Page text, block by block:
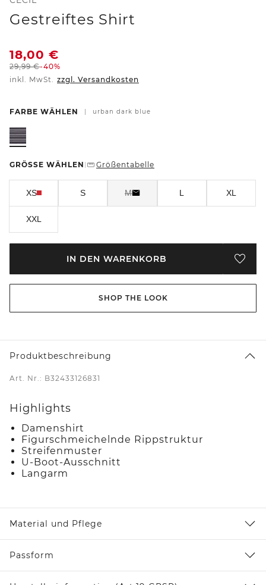
Gestreiftes Shirt
18,00 €
29,99€-40%
inkl. MwSt. zzgl. Versandkosten
FARBE WÄHLEN urban dark blue
GRÖSSE WÄHLEN Größentabelle
XS S M L XL
XXL
IN DEN WARENKORB
SHOP THE LOOK
Produktbeschreibung
Art. Nr.: B32433126831
Highlights
Damenshirt
Figurschmeichelnde Rippstruktur
Streifenmuster
U-Boot-Ausschnitt
Langarm
Material und Pflege
Passform